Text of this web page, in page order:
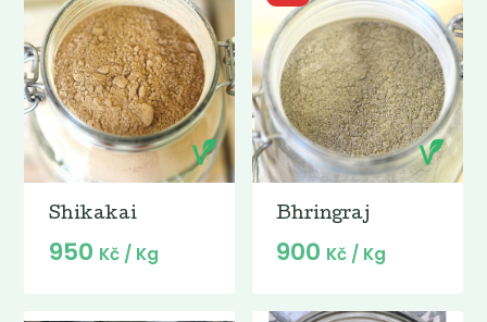
Shikakai
950 Kč / Kg
Bhringraj
900 Kč / Kg